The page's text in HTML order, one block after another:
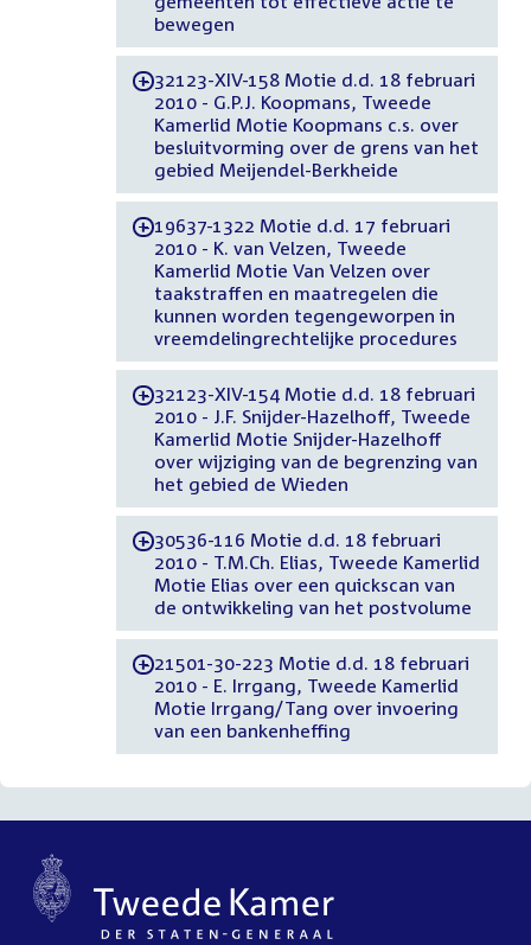
bewegen
-32123-XIV-158 Motie d.d. 18 februari
2010 - G.P.J. Koopmans, Tweede
Kamerlid Motie Koopmans c.s. over
besluitvorming over de grens van het
gebied Meijendel-Berkheide
-19637-1322 Motie d.d. 17 februari
2010 - K. van Velzen, Tweede
Kamerlid Motie Van Velzen over
taakstraffen en maatregelen die
kunnen worden tegengeworpen in
vreemdelingrechtelijke procedures
-32123-XIV-154 Motie d.d. 18 februari
2010 - J.F. Snijder-Hazelhoff, Tweede
Kamerlid Motie Snijder-Hazelhoff
over wijziging van de begrenzing van
het gebied de Wieden
-30536-116 Motie d.d. 18 februari
2010 - T.M.Ch. Elias, Tweede Kamerlid
Motie Elias over een quickscan van
de ontwikkeling van het postvolume
-21501-30-223 Motie d.d. 18 februari
2010 - E. Irrgang, Tweede Kamerlid
Motie Irrgang/Tang over invoering
van een bankenheffing